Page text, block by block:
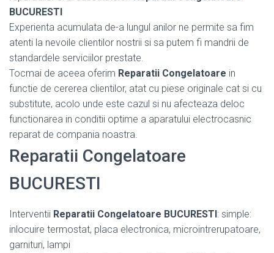
BUCURESTI
Experienta acumulata de-a lungul anilor ne permite sa fim
atenti la nevoile clientilor nostrii si sa putem fi mandrii de
standardele serviciilor prestate.
Tocmai de aceea oferim Reparatii Congelatoare in
functie de cererea clientilor, atat cu piese originale cat si cu
substitute, acolo unde este cazul si nu afecteaza deloc
functionarea in conditii optime a aparatului electrocasnic
reparat de compania noastra.
Reparatii Congelatoare
BUCURESTI
Interventii Reparatii Congelatoare BUCURESTI: simple:
inlocuire termostat, placa electronica, microintrerupatoare,
garnituri, lampi